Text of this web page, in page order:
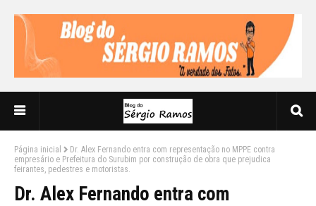
Página inicial
Dr. Alex Fernando entra com representação no MPPE contra
empresário e Prefeitura do Surubim por construção de obra que prejudica
feirantes, pedestres e motoristas.
Dr. Alex Fernando entra com